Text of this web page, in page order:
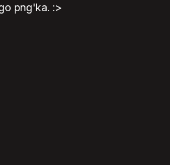
png'ka. :>